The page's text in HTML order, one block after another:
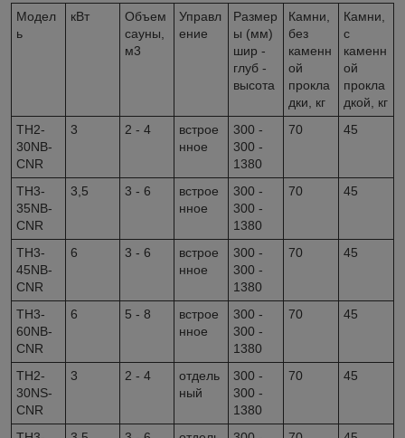
Модел
ь
кВт
Объем
сауны,
м3
Управл
ение
Размер
ы (мм)
шир -
глуб -
высота
Камни,
без
каменн
ой
прокла
дки, кг
Камни,
с
каменн
ой
прокла
дкой, кг
TH2-
30NB-
CNR
3 2 - 4
встрое
нное
300 -
300 -
1380
70 45
TH3-
35NB-
CNR
3,5 3 - 6
встрое
нное
300 -
300 -
1380
70 45
TH3-
45NB-
CNR
6 3 - 6
встрое
нное
300 -
300 -
1380
70 45
TH3-
60NB-
CNR
6 5 - 8
встрое
нное
300 -
300 -
1380
70 45
TH2-
30NS-
CNR
3 2 - 4
отдель
ный
300 -
300 -
1380
70 45